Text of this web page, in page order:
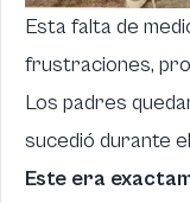
Esta falta de
frustraciones,
Los padres
sucedió durante
Este era